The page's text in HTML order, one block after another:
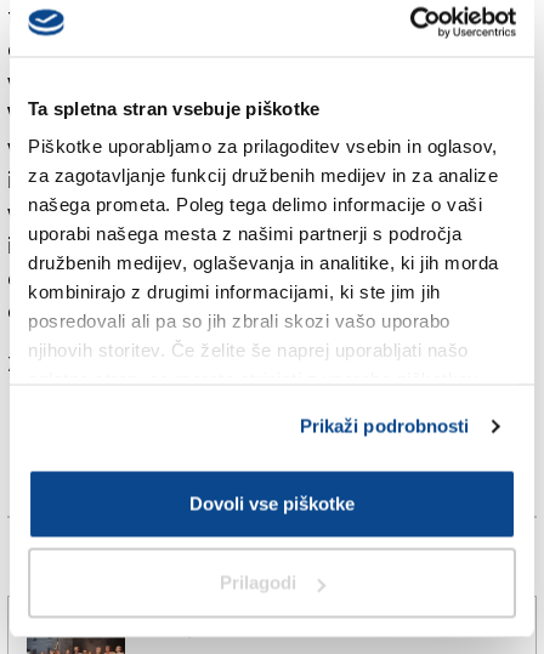
Ta spletna stran vsebuje piškotke
Piškotke uporabljamo za prilagoditev vsebin in oglasov,
za zagotavljanje funkcij družbenih medijev in za analize
našega prometa. Poleg tega delimo informacije o vaši
uporabi našega mesta z našimi partnerji s področja
družbenih medijev, oglaševanja in analitike, ki jih morda
kombinirajo z drugimi informacijami, ki ste jim jih
posredovali ali pa so jih zbrali skozi vašo uporabo
njihovih storitev. Če želite še naprej uporabljati našo
Prikaži podrobnosti
Dovoli vse piškotke
Prilagodi
tudi do 170 km/h. Policisti so skladno s sporazumom o
čezmejnem sodelovanju z italijanskimi kolegi sledili
vozilu prek Krvavega potoka v Italijo do Bazovice.
V ostrih ovinkih proti avtocesti za Trst pa je bežeči
voznik izgubil nadzor nad avtom, zapeljal na levo
izven vozišča ter z levim delom trčil v betonski
varovalni stebriček. Kmalu zatem so na kraj prišli
italijanski policisti, ki so prijeli dva potnika iz vozila,
oba državljana Irana, medtem ko so voznik in še tri
osebe zbežali.
Za branje in pisanje komentarjevje potrebna prijava
Brezmejni ritmi navdušili tržaško publiko